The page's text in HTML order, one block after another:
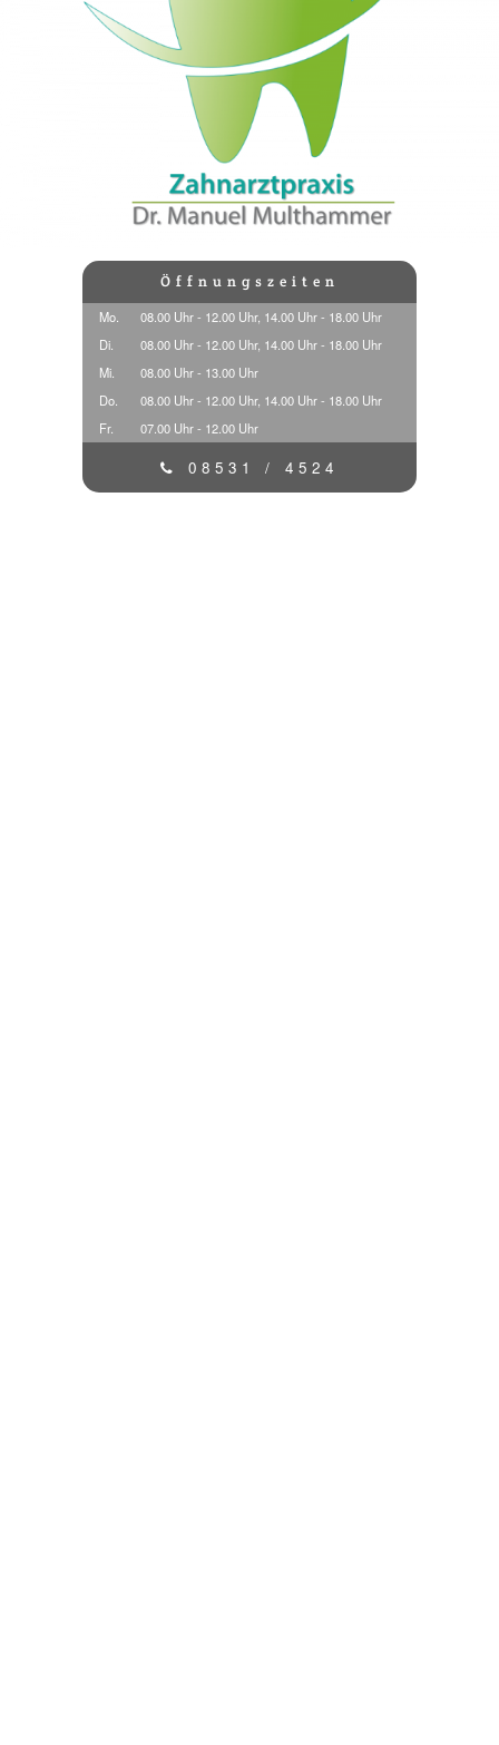
Öffnungszeiten
Mo.
08.00 Uhr - 12.00 Uhr, 14.00 Uhr - 18.00 Uhr
Di.
08.00 Uhr - 12.00 Uhr, 14.00 Uhr - 18.00 Uhr
Mi.
08.00 Uhr - 13.00 Uhr
Do.
08.00 Uhr - 12.00 Uhr, 14.00 Uhr - 18.00 Uhr
Fr.
07.00 Uhr - 12.00 Uhr
08531 / 4524